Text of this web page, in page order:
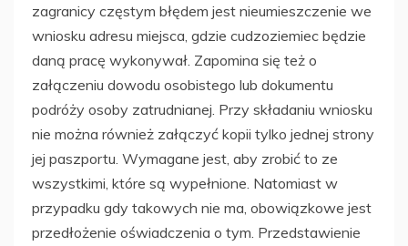
zagranicy częstym błędem jest nieumieszczenie we
wniosku adresu miejsca, gdzie cudzoziemiec będzie
daną pracę wykonywał. Zapomina się też o
załączeniu dowodu osobistego lub dokumentu
podróży osoby zatrudnianej. Przy składaniu wniosku
nie można również załączyć kopii tylko jednej strony
jej paszportu. Wymagane jest, aby zrobić to ze
wszystkimi, które są wypełnione. Natomiast w
przypadku gdy takowych nie ma, obowiązkowe jest
przedłożenie oświadczenia o tym. Przedstawienie